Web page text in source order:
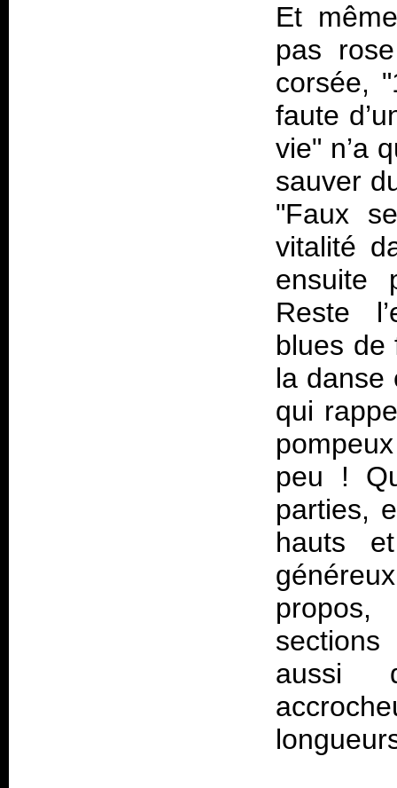
Et
pas
corsée,
faute
vie" n’a
sauver
"Faux
vitalité
ensuite
Reste
blues de
la danse
qui
peu !
parties,
hauts
aussi